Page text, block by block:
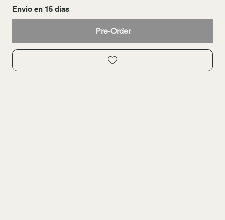
Envio en 15 dias
Pre-Order